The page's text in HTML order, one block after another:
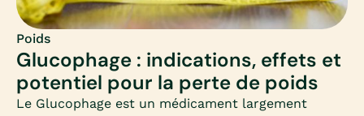
Poids
Glucophage : indications, effets et
potentiel pour la perte de poids
Le Glucophage est un médicament largement